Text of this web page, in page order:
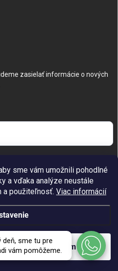
sme vám umožnili pohodlné
a vďaka analýze neustále
a použiteľnosť. Viac informácií
Súhlasím
zasielať informácie o nových
. Všetky práva vyhradené.Upraviť
cookies
deň, sme tu pre
vám pomôžeme.